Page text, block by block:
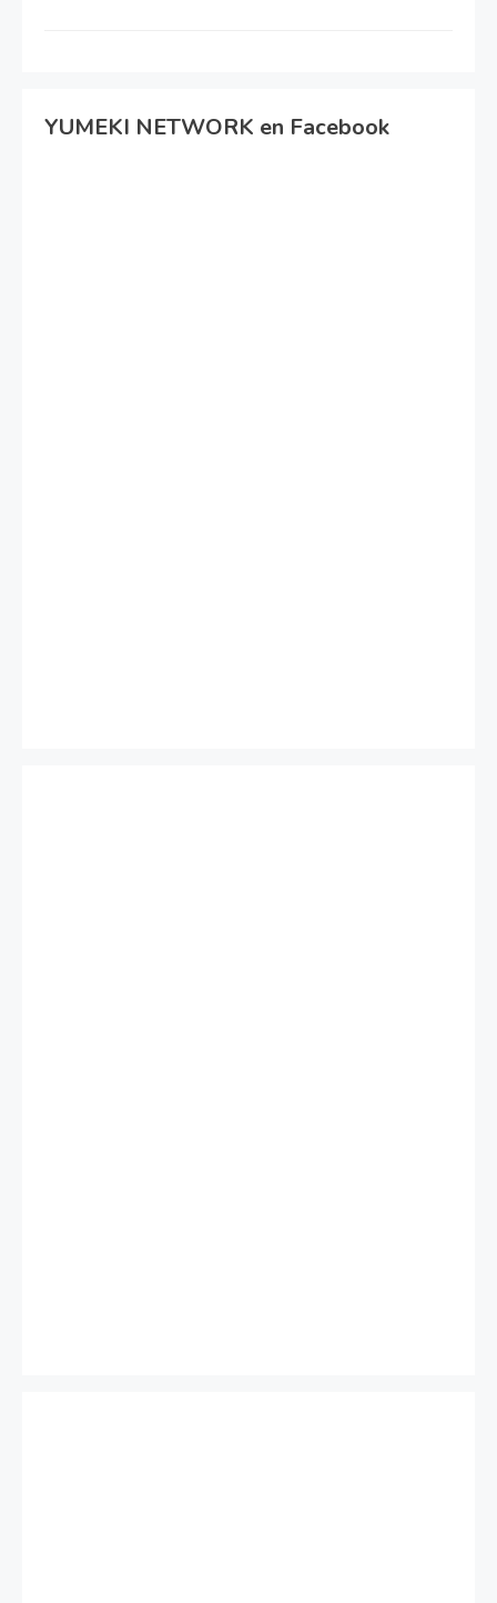
YUMEKI NETWORK en Facebook